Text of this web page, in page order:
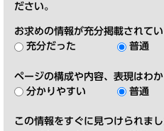
ださい。
お求めの情報が充分掲載されて
充分だった
普通
ページの構成や内容、表現はわ
分かりやすい
普通
この情報をすぐに見つけられまし